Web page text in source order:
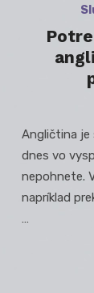
Angličtina je
dnes vo
nepohnete.
napríklad
…